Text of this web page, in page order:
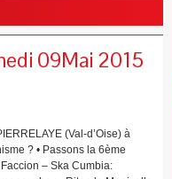
09Mai 2015
(Val-d’Oise) à
? • Passons la 6ème
– Ska Cumbia: